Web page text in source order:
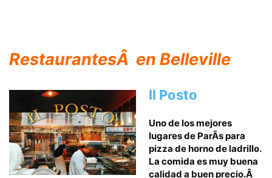
RestaurantesÂ en Belleville
Il Posto
Uno de los mejores
lugares de ParÃ­s para
pizza de horno de ladrillo.
La comida es muy buena
calidad a buen precio.Â